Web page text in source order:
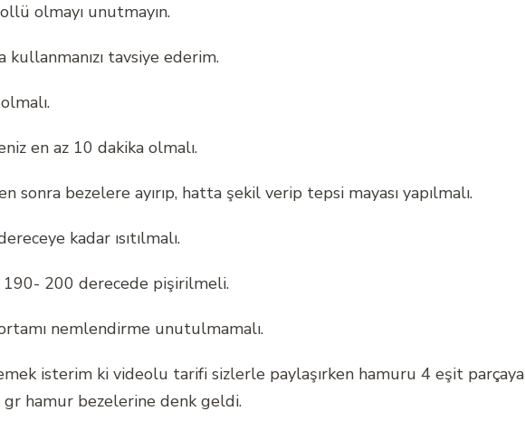
olmayı unutmayın.
tavsiye ederim.
en az 10 dakika olmalı.
bezelere ayırıp, hatta şekil verip tepsi mayası yapılmalı.
kadar ısıtılmalı.
190- 200 derecede pişirilmeli.
nemlendirme unutulmamalı.
isterim ki videolu tarifi sizlerle paylaşırken hamuru 4 eşit parçaya
hamur bezelerine denk geldi.